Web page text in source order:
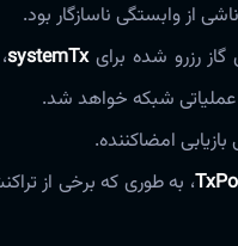
از وابستگی ناسازگار بود.
رزرو شده برایsystemTx
عملیاتی شبکه خواهد شد.
امضاکننده.
، به طوری که برخی از